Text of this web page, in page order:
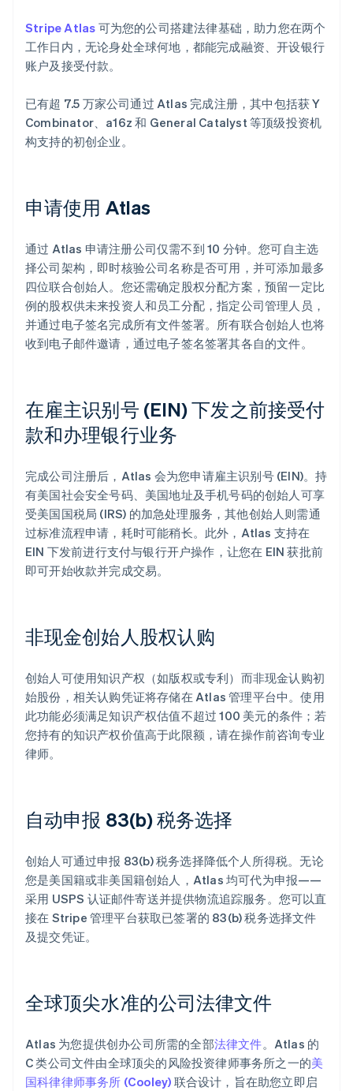
Stripe Atlas 可为您的公司搭建法律基础，助力您在两个
工作日内，无论身处全球何地，都能完成融资、开设银行
账户及接受付款。
已有超 7.5 万家公司通过 Atlas 完成注册，其中包括获 Y
Combinator、a16z 和 General Catalyst 等顶级投资机
构支持的初创企业。
申请使用 Atlas
通过 Atlas 申请注册公司仅需不到 10 分钟。您可自主选
择公司架构，即时核验公司名称是否可用，并可添加最多
四位联合创始人。您还需确定股权分配方案，预留一定比
例的股权供未来投资人和员工分配，指定公司管理人员，
并通过电子签名完成所有文件签署。所有联合创始人也将
收到电子邮件邀请，通过电子签名签署其各自的文件。
在雇主识别号 (EIN) 下发之前接受付
款和办理银行业务
完成公司注册后，Atlas 会为您申请雇主识别号 (EIN)。持
有美国社会安全号码、美国地址及手机号码的创始人可享
受美国国税局 (IRS) 的加急处理服务，其他创始人则需通
过标准流程申请，耗时可能稍长。此外，Atlas 支持在
EIN 下发前进行支付与银行开户操作，让您在 EIN 获批前
即可开始收款并完成交易。
非现金创始人股权认购
创始人可使用知识产权（如版权或专利）而非现金认购初
始股份，相关认购凭证将存储在 Atlas 管理平台中。使用
此功能必须满足知识产权估值不超过 100 美元的条件；若
您持有的知识产权价值高于此限额，请在操作前咨询专业
律师。
自动申报 83(b) 税务选择
创始人可通过申报 83(b) 税务选择降低个人所得税。无论
您是美国籍或非美国籍创始人，Atlas 均可代为申报——
采用 USPS 认证邮件寄送并提供物流追踪服务。您可以直
接在 Stripe 管理平台获取已签署的 83(b) 税务选择文件
及提交凭证。
全球顶尖水准的公司法律文件
Atlas 为您提供创办公司所需的全部法律文件。Atlas 的
C 类公司文件由全球顶尖的风险投资律师事务所之一的美
国科律律师事务所 (Cooley) 联合设计，旨在助您立即启